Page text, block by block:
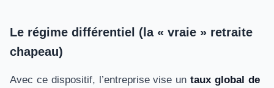
Le régime différentiel (la « vraie » retraite
chapeau)
Avec ce dispositif, l’entreprise vise untaux global de